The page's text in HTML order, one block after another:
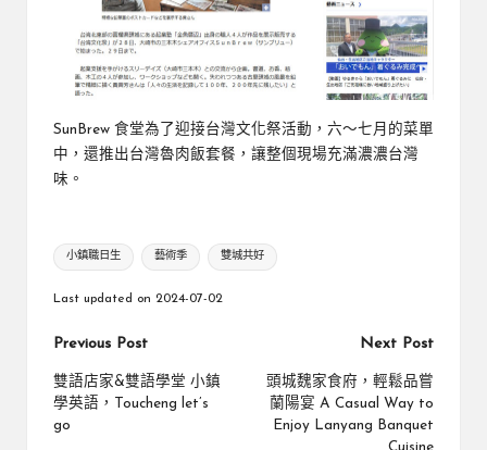
SunBrew 食堂為了迎接台灣文化祭活動，六～七月的菜單
中，還推出台灣魯肉飯套餐，讓整個現場充滿濃濃台灣
味。
Tags:
小鎮職日生 藝術季 雙城共好
Last updated on 2024-07-02
Post
navigation
Previous Post
雙語店家&雙語學堂 小鎮
學英語，Toucheng let’s
go
Next Post
頭城魏家食府，輕鬆品嘗
蘭陽宴 A Casual Way to
Enjoy Lanyang Banquet